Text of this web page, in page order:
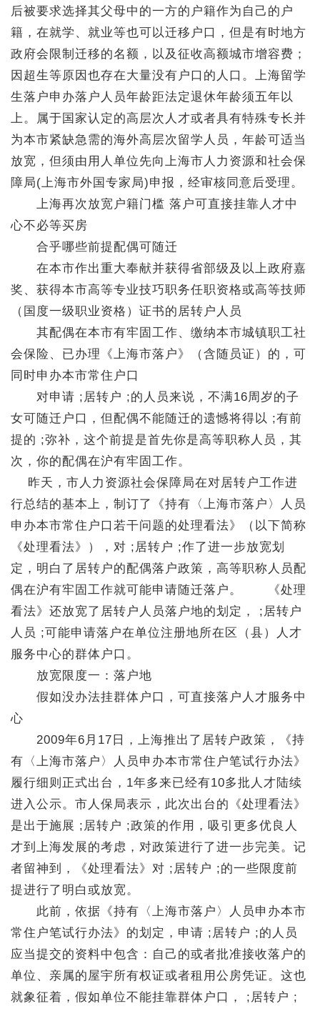
后被要求选择其父母中的一方的户籍作为自己的户
籍，在就学、就业等也可以迁移户口，但是有时地方
政府会限制迁移的名额，以及征收高额城市增容费；
因超生等原因也存在大量没有户口的人口。上海留学
生落户申办落户人员年龄距法定退休年龄须五年以
上。属于国家认定的高层次人才或者具有特殊专长并
为本市紧缺急需的海外高层次留学人员，年龄可适当
放宽，但须由用人单位先向上海市人力资源和社会保
障局(上海市外国专家局)申报，经审核同意后受理。
上海再次放宽户籍门槛 落户可直接挂靠人才中
心不必等买房
合乎哪些前提配偶可随迁
在本市作出重大奉献并获得省部级及以上政府嘉
奖、获得本市高等专业技巧职务任职资格或高等技师
（国度一级职业资格）证书的居转户人员
其配偶在本市有牢固工作、缴纳本市城镇职工社
会保险、已办理《上海市落户》（含随员证）的，可
同时申办本市常住户口
对申请 ;居转户 ;的人员来说，不满16周岁的子
女可随迁户口，但配偶不能随迁的遗憾将得以 ;有前
提的 ;弥补，这个前提是首先你是高等职称人员，其
次，你的配偶在沪有牢固工作。
昨天，市人力资源社会保障局在对居转户工作进
行总结的基本上，制订了《持有〈上海市落户〉人员
申办本市常住户口若干问题的处理看法》（以下简称
《处理看法》），对 ;居转户 ;作了进一步放宽划
定，明白了居转户的配偶落户政策，高等职称人员配
偶在沪有牢固工作就可能申请随迁落户。 《处理
看法》还放宽了居转户人员落户地的划定， ;居转户
人员 ;可能申请落户在单位注册地所在区（县）人才
服务中心的群体户口。
放宽限度一：落户地
假如没办法挂群体户口，可直接落户人才服务中
心
2009年6月17日，上海推出了居转户政策，《持
有〈上海市落户〉人员申办本市常住户笔试行办法》
履行细则正式出台，1年多来已经有10多批人才陆续
进入公示。市人保局表示，此次出台的《处理看法》
是出于施展 ;居转户 ;政策的作用，吸引更多优良人
才到上海发展的考虑，对政策进行了进一步完美。记
者留神到，《处理看法》对 ;居转户 ;的一些限度前
提进行了明白或放宽。
此前，依据《持有〈上海市落户〉人员申办本市
常住户笔试行办法》的划定，申请 ;居转户 ;的人员
应当提交的资料中包含：自己的或者批准接收落户的
单位、亲属的屋宇所有权证或者租用公房凭证。这也
就象征着，假如单位不能挂靠群体户口， ;居转户 ;